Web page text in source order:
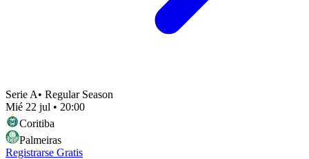
Serie A• Regular Season
Mié 22 jul • 20:00
Coritiba
Palmeiras
Registrarse Gratis